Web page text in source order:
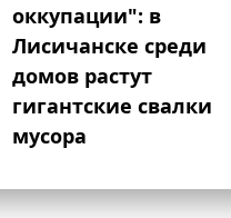
оккупации": в
Лисичанске среди
домов растут
гигантские свалки
мусора